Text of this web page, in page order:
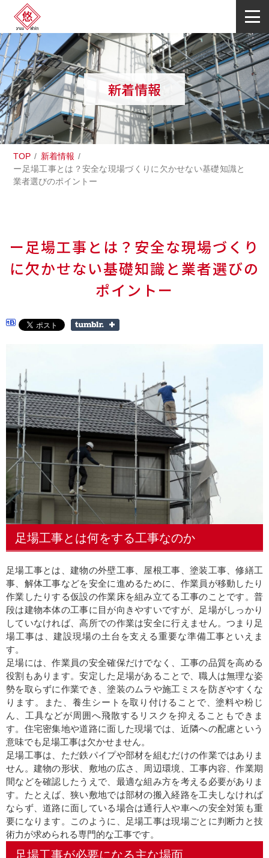
新着情報
TOP
新着情報
ー足場工事とは？安全な現場づくりに欠かせない基礎知識と
業者選びのポイントー
ー足場工事とは？安全な現場づくり
に欠かせない基礎知識と業者選びの
ポイントー
足場工事とは何をする工事なのか
足場工事とは、建物の外壁工事、屋根工事、塗装工事、修繕工
事、解体工事などを安全に進めるために、作業員が移動したり
作業したりする仮設の作業床を組み立てる工事のことです。普
段は建物本体の工事に目が向きやすいですが、足場がしっかり
していなければ、高所での作業は安全に行えません。つまり足
場工事は、建設現場の土台を支える重要な準備工事といえま
す。
足場には、作業員の安全確保だけでなく、工事の品質を高める
役割もあります。安定した足場があることで、職人は無理な姿
勢を取らずに作業でき、塗装のムラや施工ミスを防ぎやすくな
ります。また、養生シートを取り付けることで、塗料や粉じ
ん、工具などが周囲へ飛散するリスクを抑えることもできま
す。住宅密集地や道路に面した現場では、近隣への配慮という
意味でも足場工事は欠かせません。
足場工事は、ただ鉄パイプや部材を組むだけの作業ではありま
せん。建物の形状、敷地の広さ、周辺環境、工事内容、作業期
間などを確認したうえで、最適な組み方を考える必要がありま
す。たとえば、狭い敷地では部材の搬入経路を工夫しなければ
ならず、道路に面している場合は通行人や車への安全対策も重
要になります。このように、足場工事は現場ごとに判断力と技
術力が求められる専門的な工事です。
足場工事が必要になる主な場面